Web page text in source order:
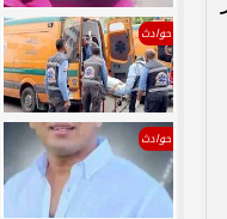
حوادث
حوادث